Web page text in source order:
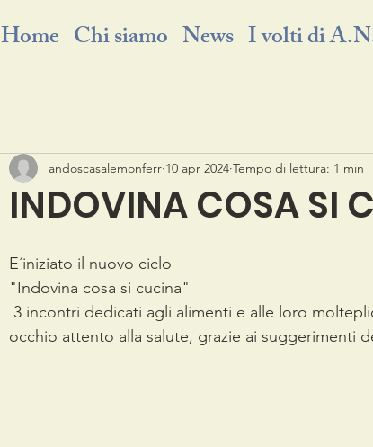
Home Chi siamo News I volti di
INDOVINA COSA SI
andoscasalemonferr 10 apr 2024 Tempo di lettura: 1 min
E´iniziato il nuovo ciclo
"Indovina cosa si cucina"
occhio attento alla salute, grazie ai suggerimenti